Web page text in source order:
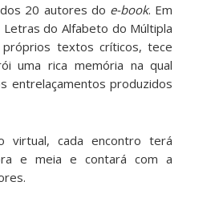
20 autores do e-book. Em
Letras do Alfabeto do Múltipla
próprios textos críticos, tece
uma rica memória na qual
entrelaçamentos produzidos
virtual, cada encontro terá
e meia e contará com a